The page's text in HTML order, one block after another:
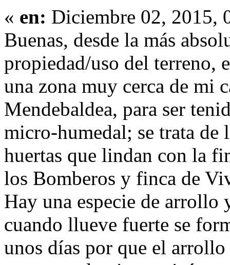
« en: Diciembre 02, 2015,
Buenas, desde la más
propiedad/uso del terreno,
una zona muy cerca de mi
Mendebaldea, para ser
micro-humedal; se trata de
huertas que lindan con la
los Bomberos y finca de
Hay una especie de
cuando llueve fuerte se
unos días por que el